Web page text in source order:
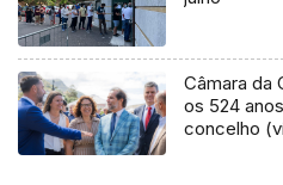
Câmara da
os 524
concelho